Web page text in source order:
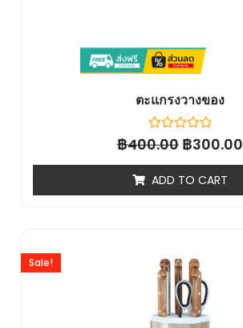
ตะแกรงวางของ
Rated
0
5
฿400.00 ฿300.00
ADD TO CART
Sale!